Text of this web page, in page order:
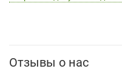
Отзывы о нас